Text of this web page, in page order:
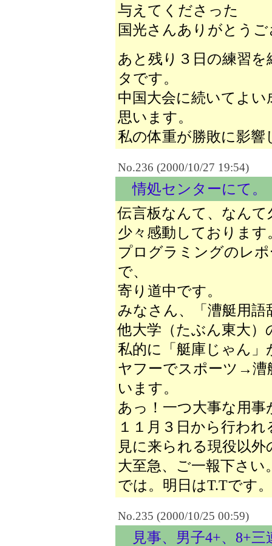
与えてくださった
国光さんありがとう
あと残り３日の練習
タです。
中国大会に続いてよ
思います。
私の体重が勝敗に影
No.236 (2000/10/27 19:54)
情処センターにて。
伝言板なんて、なん
少々感動しております
プログラミングのレ
で、
寄り道中です。
みなさん、「漕艇用
他大学（たぶん東大
私的に「艇庫じゃん
ヤフーでスポーツ→漕
います。
あっ！一つ大事な用事
１１月３日から行わ
見に来られる現役以
大至急、ご一報下さ
では。明日はT.Tです
No.235 (2000/10/25 00:59)
見事、男子4+、8+三